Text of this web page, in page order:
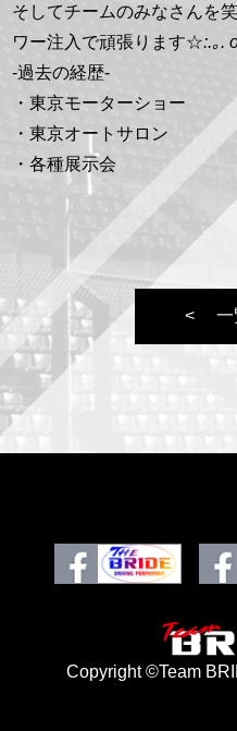
そしてチームのみなさんを
ワー注入で頑張ります☆:.｡.
-過去の経歴-
・東京モーターショー
・東京オートサロン
・各種展示会
一
Copyright ©Team